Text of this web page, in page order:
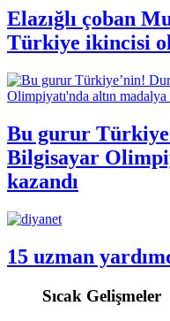
Elazığlı çoban
Türkiye ikincisi
Bu gurur
Bilgisayar
kazandı
15 uzman
Sıcak Gelişmeler